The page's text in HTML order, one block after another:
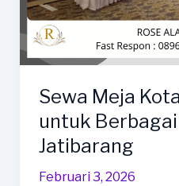
Sewa Meja
untuk
Jatibarang
Februari 3, 2026